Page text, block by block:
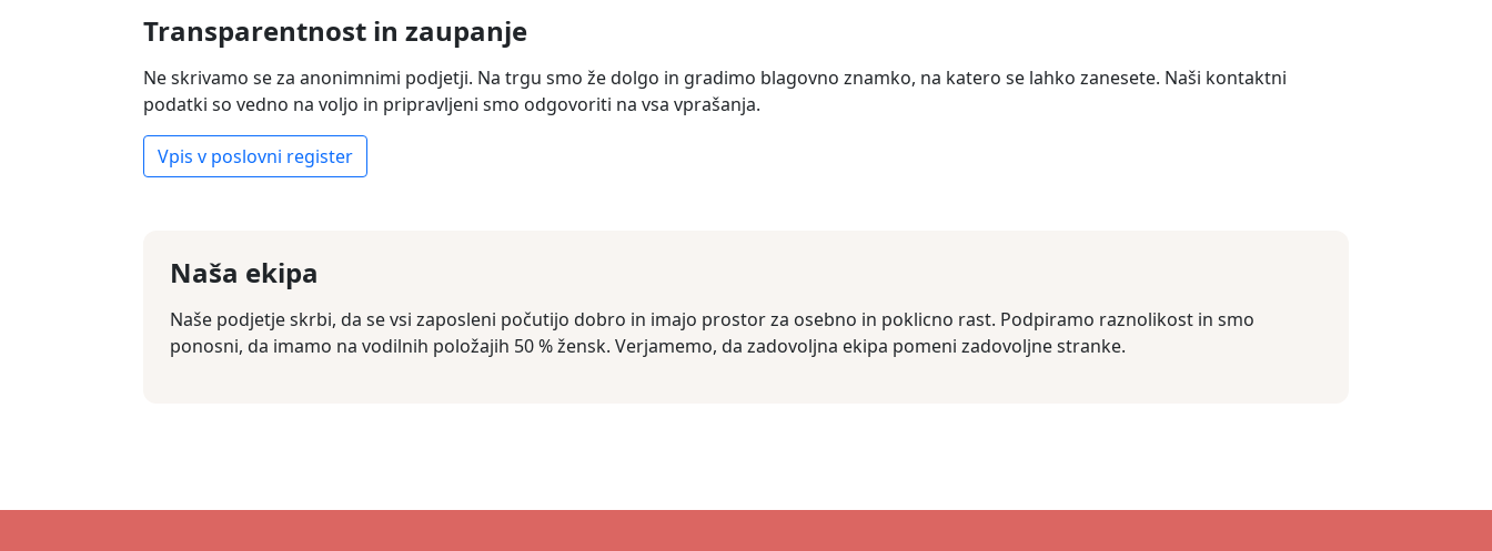
Transparentnost in zaupanje
Ne skrivamo se za anonimnimi podjetji. Na trgu smo že dolgo in gradimo blagovno znamko, na katero se lahko zanesete. Naši kontaktni
podatki so vedno na voljo in pripravljeni smo odgovoriti na vsa vprašanja.
Vpis v poslovni register
Naša ekipa
Naše podjetje skrbi, da se vsi zaposleni počutijo dobro in imajo prostor za osebno in poklicno rast. Podpiramo raznolikost in smo
ponosni, da imamo na vodilnih položajih 50 % žensk. Verjamemo, da zadovoljna ekipa pomeni zadovoljne stranke.